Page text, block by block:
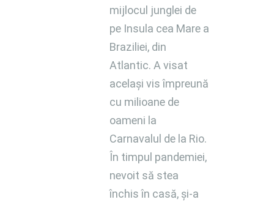
mijlocul junglei de
pe Insula cea Mare a
Braziliei, din
Atlantic. A visat
același vis împreună
cu milioane de
oameni la
Carnavalul de la Rio.
În timpul pandemiei,
nevoit să stea
închis în casă, și-a